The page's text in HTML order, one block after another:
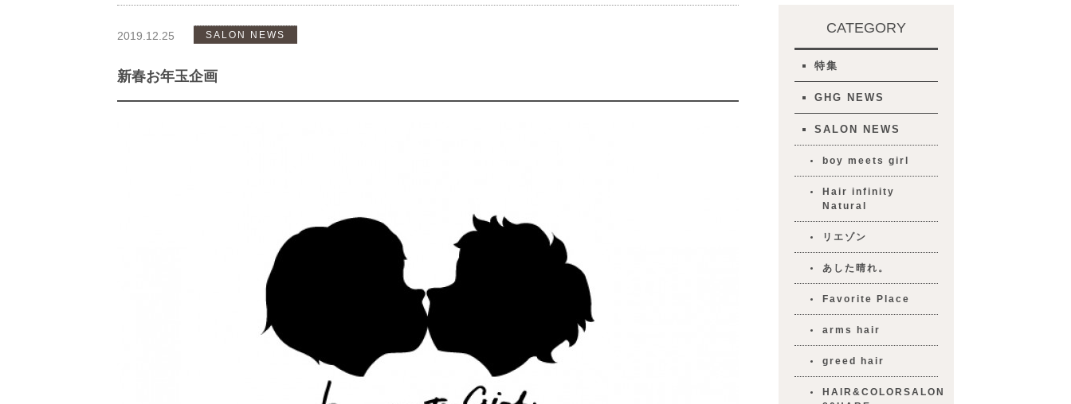
2019.12.25 SALON NEWS
新春お年玉企画
CATEGORY
特集
GHG NEWS
SALON NEWS
boy meets girl
Hair infinity
Natural
リエゾン
あした晴れ。
Favorite Place
arms hair
greed hair
HAIR&COLORSALON